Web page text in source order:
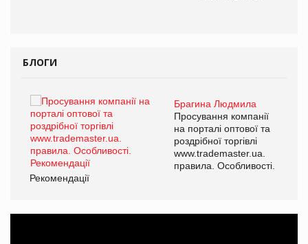
БЛОГИ
Брагина Людмила
Просування компанії
на порталі оптової та
роздрібної торгівлі
www.trademaster.ua.
правила. Особливості.
Рекомендації